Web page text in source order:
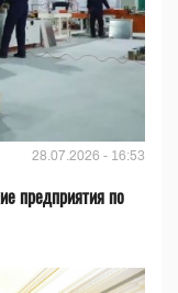
28.07.2026 - 16:53
предприятия по